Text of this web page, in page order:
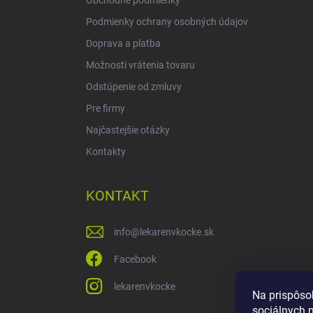
Na
Podmienky ochrany osobných údajov
Doprava a platba
Možnosti vrátenia tovaru
Odstúpenie od zmluvy
Pre firmy
Najčastejšie otázky
Kontakty
KONTAKT
info@lekarenvkocke.sk
Facebook
lekarenvkocke